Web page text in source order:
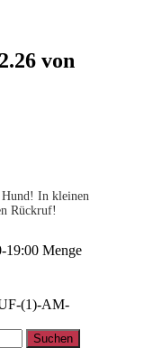
von
In kleinen
Rückruf!
hier
19:00 Menge
(1)-AM-